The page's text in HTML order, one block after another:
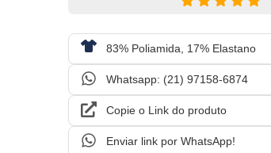
83% Poliamida, 17% Elastano
Whatsapp: (21) 97158-6874
Copie o Link do produto
Enviar link por WhatsApp!